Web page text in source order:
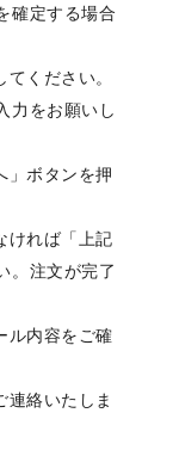
確定する場合
ください。
力をお願いし
」ボタンを押
ければ「上記
。注文が完了
ル内容をご確
連絡いたしま